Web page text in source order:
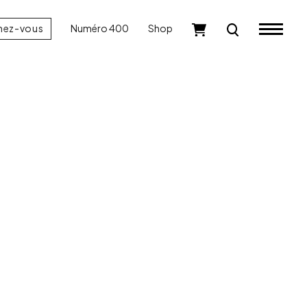
vous Numéro 400 Shop